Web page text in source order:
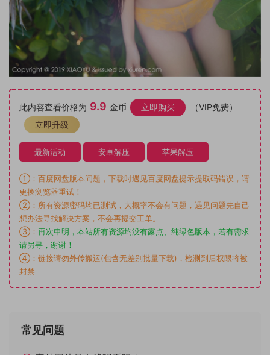
此内容查看价格为 9.9 金币 立即购买
（VIP免费）
立即升级
最新活动 安卓解压 苹果解压
①：百度网盘版本问题，下载时遇见百度网盘提示提取码错误，请
更换浏览器重试！
②：所有资源密码均已测试，大概率不会有问题，遇见问题先自己
想办法寻找解决方案，不会再提交工单。
③： 再次申明，本站所有资源均没有露点、纯绿色版本，若有需求
请另寻，谢谢！
④：链接请勿外传搬运(包含无差别批量下载)，检测到后权限将被
封禁
常见问题